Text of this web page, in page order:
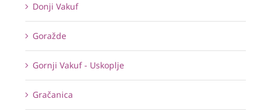
Donji Vakuf
Goražde
Gornji Vakuf - Uskoplje
Gračanica